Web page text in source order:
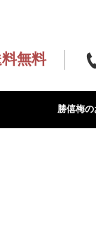
無料
勝僖梅